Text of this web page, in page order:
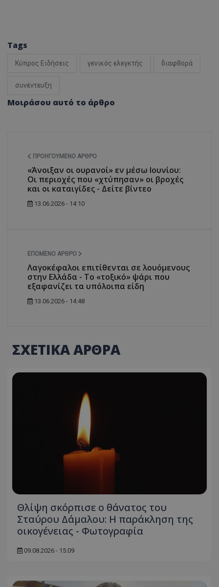
Tags
Κύπρος Ειδήσεις γενικός ελεγκτής διαφθορά
συνέντευξη
Μοιράσου αυτό το άρθρο
ΠΡΟΗΓΟΎΜΕΝΟ ΆΡΘΡΟ
«Άνοιξαν οι ουρανοί» εν μέσω Ιουνίου:
Οι περιοχές που «χτύπησαν» οι βροχές
και οι καταιγίδες - Δείτε βίντεο
13.06.2026 - 14:10
ΕΠΌΜΕΝΟ ΆΡΘΡΟ
Λαγοκέφαλοι επιτίθενται σε λουόμενους
στην Ελλάδα - Το «τοξικό» ψάρι που
εξαφανίζει τα υπόλοιπα είδη
13.06.2026 - 14:48
ΣΧΕΤΙΚΑ ΑΡΘΡΑ
Θλίψη σκόρπισε ο θάνατος του
Σταύρου Δάμαλου: Η παράκληση της
οικογένειας - Φωτογραφία
09.08.2026 - 15:09